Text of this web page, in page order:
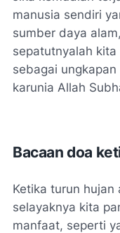
manusia sendiri
sumber daya
sepatutnyalah kita
sebagai
karunia Allah
Bacaan doa
Ketika turun
selayaknya kita
manfaat, seperti